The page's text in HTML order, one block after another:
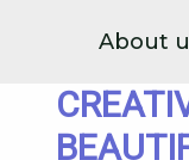
content
About